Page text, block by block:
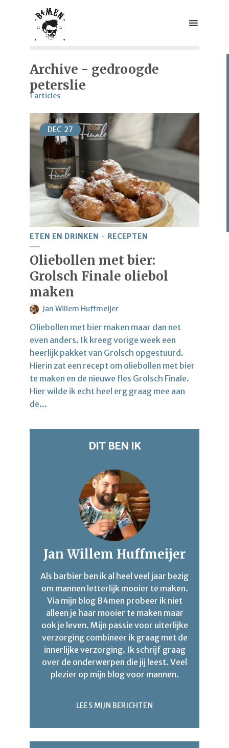
Archive - gedroogde
peterslie
1 articles
DEC 27
ETEN EN DRINKEN RECEPTEN
Oliebollen met bier:
Grolsch Finale oliebol
maken
Jan Willem Huffmeijer
Oliebollen met bier maken maar dan net
even anders. Ik kreeg vorige week een
heerlijk pakket van Grolsch opgestuurd.
Hierin zat een recept om oliebollen met bier
te maken en de nieuwe fles Grolsch Finale.
Hier wilde ik echt heel erg graag mee aan
de...
DIT BEN IK
Jan Willem Huffmeijer
Als barbier ben ik al heel veel jaar bezig
om mannen letterlijk mooier te maken.
Via mijn blog B4men probeer ik niet
alleen je haar mooier te maken maar
ook je leven. Mijn passie voor uiterlijke
verzorging combineer ik graag met de
innerlijke verzorging. Ik schrijf graag
over de onderwerpen die jij leest. Veel
plezier op mijn blog voor mannen.
LEES MIJN BERICHTEN